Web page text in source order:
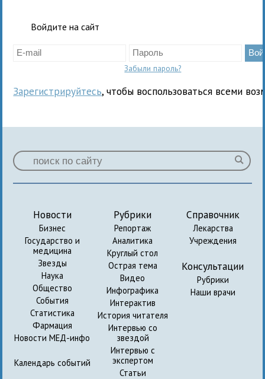
Войдите на сайт
Забыли пароль?
Зарегистрируйтесь, чтобы воспользоваться всеми
Новости
Бизнес
Государство и
медицина
Звезды
Наука
Общество
События
Статистика
Фармация
Новости МЕД-инфо
Календарь событий
Рубрики
Репортаж
Аналитика
Круглый стол
Острая тема
Видео
Инфографика
Интерактив
История читателя
Интервью со
звездой
Интервью с
экспертом
Статьи
Справочник
Лекарства
Учреждения
Консультации
Рубрики
Наши врачи